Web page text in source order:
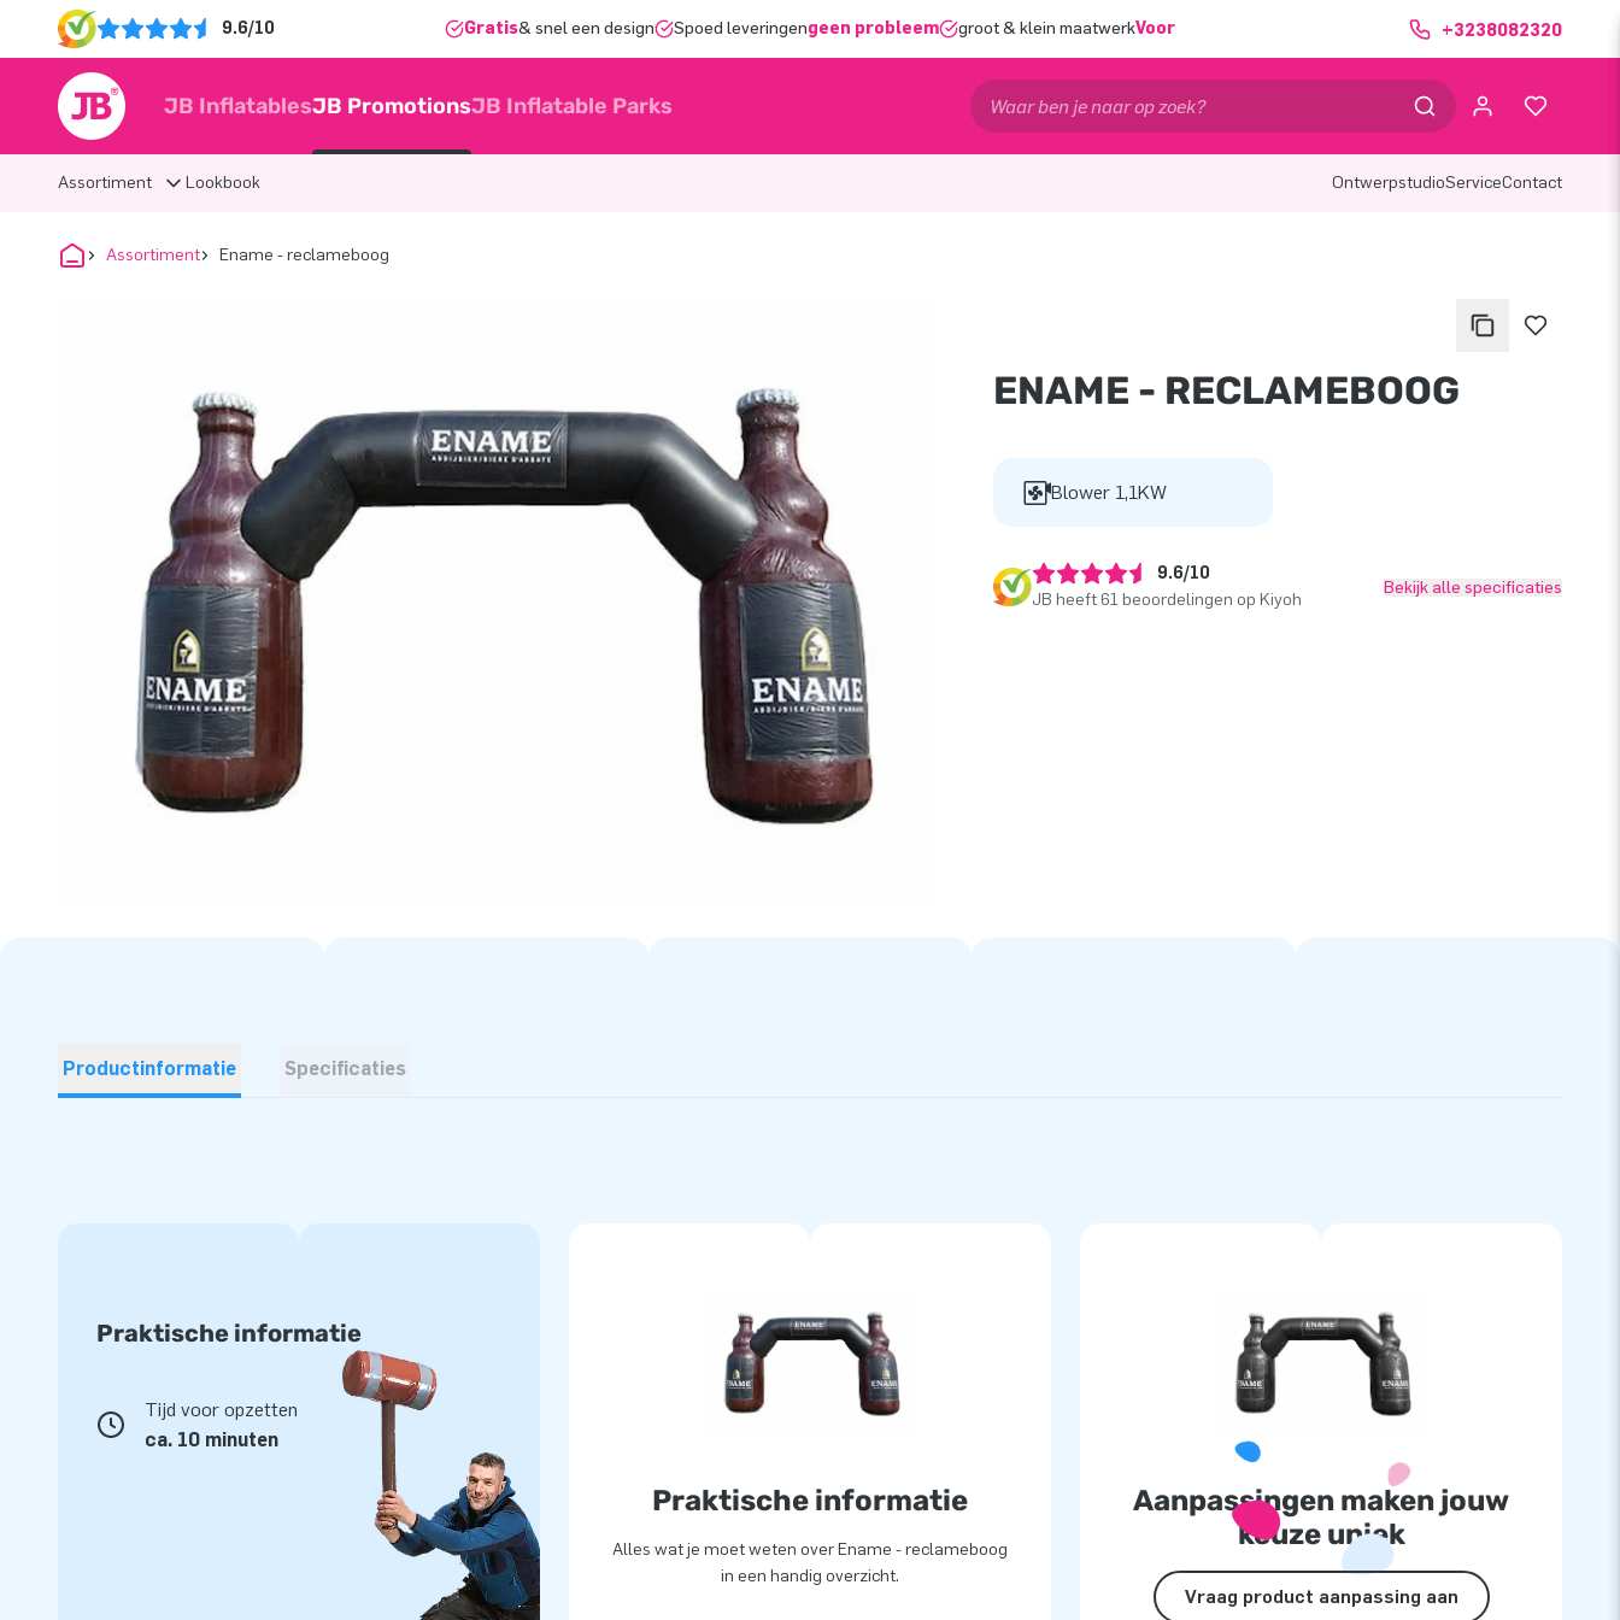
9.6/10 Gratis& snel een design Spoed leveringengeen probleem groot & klein maatwerkVoor +3238082320
JB InflatablesJB PromotionsJB Inflatable Parks
Assortiment Lookbook OntwerpstudioServiceContact
Assortiment Ename - reclameboog
ENAME - RECLAMEBOOG
Blower 1,1KW
9.6/10
JB heeft 61 beoordelingen op Kiyoh
Bekijk alle specificaties
Productinformatie Specificaties
Praktische informatie
Tijd voor opzetten
ca. 10 minuten
Praktische informatie
Alles wat je moet weten over Ename - reclameboog
in een handig overzicht.
Aanpassingen maken jouw
keuze uniek
Vraag product aanpassing aan